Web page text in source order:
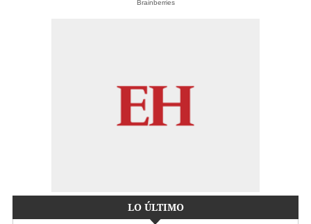
Brainberries
LO ÚLTIMO